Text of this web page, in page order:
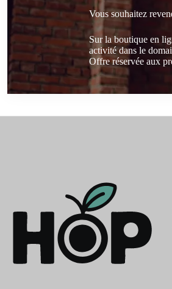
Vous souhaitez
Sur la boutique en
activité dans le
Offre réservée aux